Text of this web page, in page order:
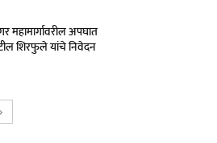
महामार्गावरील अपघात
शिरफुले यांचे निवेदन